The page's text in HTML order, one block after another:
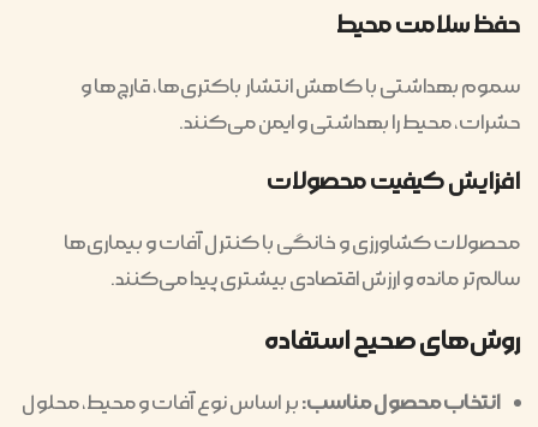
حفظ سلامت محیط
سموم بهداشتی با کاهش انتشار باکتری‌ها، قارچ‌ها و
حشرات، محیط را بهداشتی و ایمن می‌کنند.
افزایش کیفیت محصولات
محصولات کشاورزی و خانگی با کنترل آفات و بیماری‌ها
سالم‌تر مانده و ارزش اقتصادی بیشتری پیدا می‌کنند.
روش‌های صحیح استفاده
انتخاب محصول مناسب:بر اساس نوع آفات و محیط، محلول